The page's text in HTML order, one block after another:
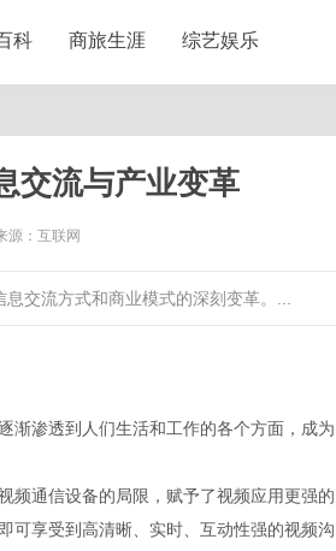
科 商旅生涯 综艺娱乐
交流与产业变革
源：互联网
交流方式和商业模式的深刻变革。...
渐渗透到人们生活和工作的各个方面，成为
频通信设备的局限，赋予了视频应用更强的
可享受到高清晰、实时、互动性强的视频沟